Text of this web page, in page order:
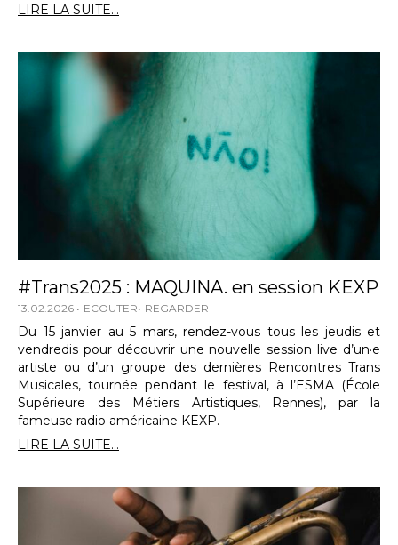
LIRE LA SUITE...
#Trans2025 : MAQUINA. en session KEXP
13.02.2026 ECOUTER REGARDER
Du 15 janvier au 5 mars, rendez-vous tous les jeudis et
vendredis pour découvrir une nouvelle session live d’un·e
artiste ou d’un groupe des dernières Rencontres Trans
Musicales, tournée pendant le festival, à l’ESMA (École
Supérieure des Métiers Artistiques, Rennes), par la
fameuse radio américaine KEXP.
LIRE LA SUITE...